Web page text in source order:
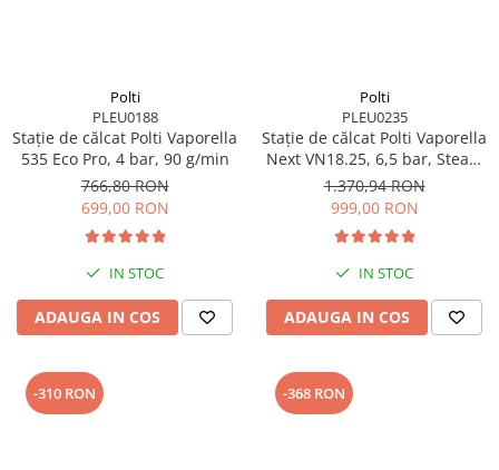
Polti
PLEU0188
Stație de călcat Polti Vaporella
535 Eco Pro, 4 bar, 90 g/min
766,80 RON
699,00 RON
IN STOC
ADAUGA IN COS
Polti
PLEU0235
Stație de călcat Polti Vaporella
Next VN18.25, 6,5 bar, Steam
Pulse 400 g
1.370,94 RON
999,00 RON
IN STOC
ADAUGA IN COS
-310 RON -368 RON